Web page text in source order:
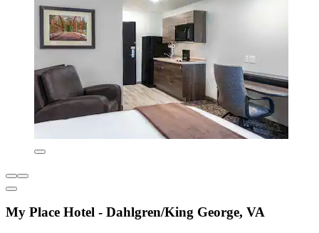
My Place Hotel - Dahlgren/King George, VA